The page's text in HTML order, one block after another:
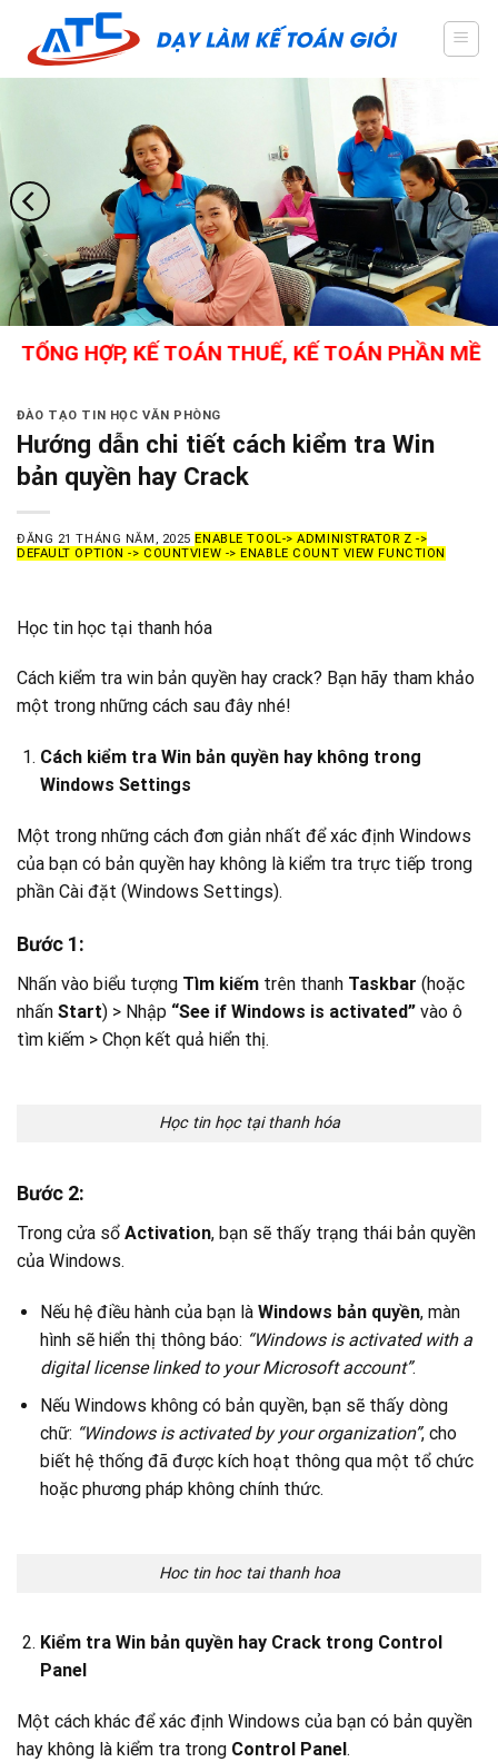
content
HỢP, KẾ TOÁN THUẾ, KẾ TOÁN PHẦN MỀM,
ĐÀO TẠO TIN HỌC VĂN PHÒNG
Hướng dẫn chi tiết cách kiểm tra Win
bản quyền hay Crack
ĐĂNG 21 THÁNG NĂM, 2025 ENABLE TOOL-> ADMINISTRATOR Z ->
DEFAULT OPTION -> COUNTVIEW -> ENABLE COUNT VIEW FUNCTION
Học tin học tại thanh hóa
Cách kiểm tra win bản quyền hay crack? Bạn hãy tham khảo
một trong những cách sau đây nhé!
Cách kiểm tra Win bản quyền hay không trong
Windows Settings
Một trong những cách đơn giản nhất để xác định Windows
của bạn có bản quyền hay không là kiểm tra trực tiếp trong
phần Cài đặt (Windows Settings).
Bước 1:
Nhấn vào biểu tượng Tìm kiếm trên thanh Taskbar (hoặc
nhấn Start) > Nhập “See if Windows is activated” vào ô
tìm kiếm > Chọn kết quả hiển thị.
Học tin học tại thanh hóa
Bước 2:
Trong cửa sổ Activation, bạn sẽ thấy trạng thái bản quyền
của Windows.
Nếu hệ điều hành của bạn là Windows bản quyền, màn
hình sẽ hiển thị thông báo: “Windows is activated with a
digital license linked to your Microsoft account”.
Nếu Windows không có bản quyền, bạn sẽ thấy dòng
chữ: “Windows is activated by your organization”, cho
biết hệ thống đã được kích hoạt thông qua một tổ chức
hoặc phương pháp không chính thức.
Hoc tin hoc tai thanh hoa
Kiểm tra Win bản quyền hay Crack trong Control
Panel
Một cách khác để xác định Windows của bạn có bản quyền
hay không là kiểm tra trong Control Panel.